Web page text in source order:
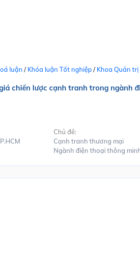
luận / Khóa luận Tốt nghiệp/ Khoa Quản trị
chiến lược cạnh tranh trong ngành
Chủ đề:
Cạnh tranh thương mại
Ngành điện thoại thông